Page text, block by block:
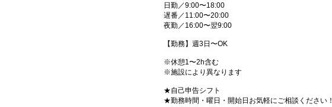
日勤／9:00〜18:00
遅番／11:00〜20:00
夜勤／16:00〜翌9:00
【勤務】週3日〜OK
※休憩1〜2h含む
※施設により異なります
★自己申告シフト
★勤務時間・曜日・開始日お気軽にご相談ください！